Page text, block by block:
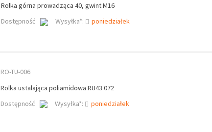
Rolka górna prowadząca 40, gwint M16
Dostępność
Wysyłka*: poniedziałek
RO-TU-006
Rolka ustalająca poliamidowa RU43 072
Dostępność
Wysyłka*: poniedziałek